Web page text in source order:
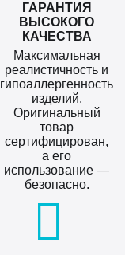
ГАРАНТИЯ
ВЫСОКОГО
КАЧЕСТВА
Максимальная
реалистичность и
гипоаллергенность
изделий.
Оригинальный
товар
сертифицирован,
а его
использование —
безопасно.